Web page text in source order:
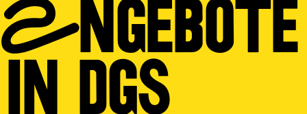
ANGEBOTE
IN DGS